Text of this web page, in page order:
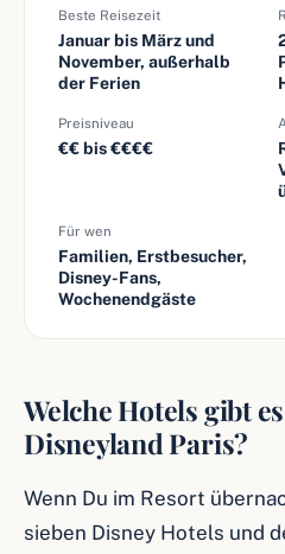
Beste Reisezeit
Januar bis März und
November, außerhalb
der Ferien
Preisniveau
€€ bis €€€€
Für wen
Familien, Erstbesucher,
Disney-Fans,
Wochenendgäste
Welche Hotels gibt
Disneyland Paris?
Wenn Du im Resort
sieben Disney Hotels und